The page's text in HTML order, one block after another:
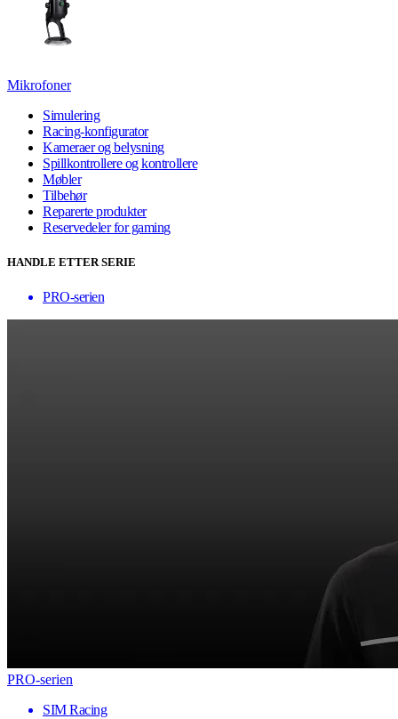
Mikrofoner
Simulering
Racing-konfigurator
Kameraer og belysning
Spillkontrollere og kontrollere
Møbler
Tilbehør
Reparerte produkter
Reservedeler for gaming
HANDLE ETTER SERIE
PRO-serien
PRO-serien
SIM Racing